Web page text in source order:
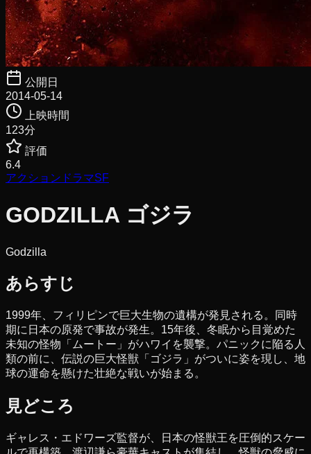
公開日
2014-05-14
上映時間
123分
評価
6.4
アクション ドラマSF
GODZILLA ゴジラ
Godzilla
あらすじ
1999年、フィリピンで巨大生物の遺構が発見される。同時
期に日本の原発で事故が発生。15年後、冬眠から目覚めた
未知の怪物「ムートー」がハワイを襲撃。パニックに陥る人
類の前に、伝説の巨大怪獣「ゴジラ」がついに姿を現し、地
球の運命を懸けた壮絶な戦いが始まる。
見どころ
ギャレス・エドワーズ監督が、日本の怪獣王を圧倒的スケー